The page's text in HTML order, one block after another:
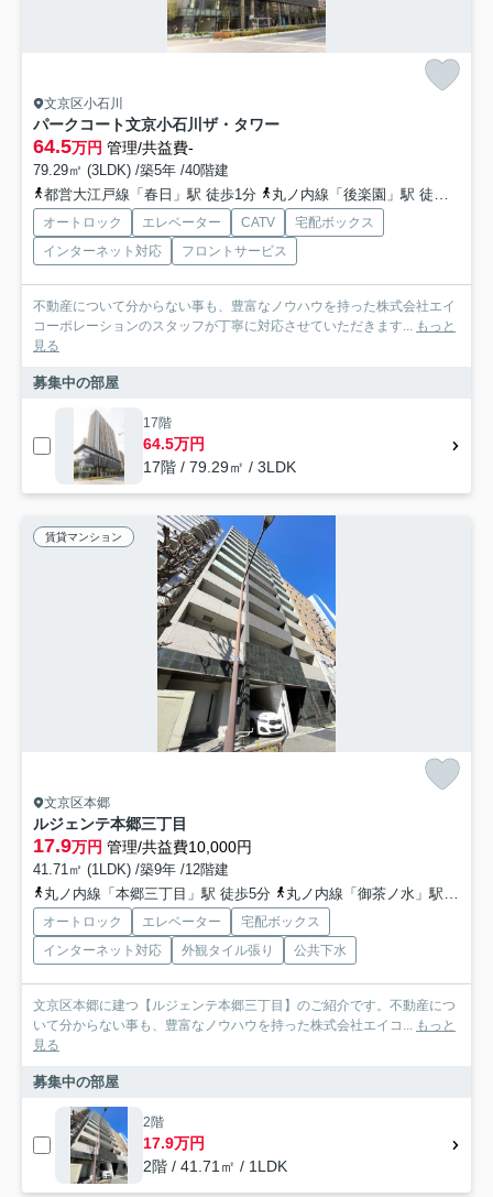
文京区小石川
パークコート文京小石川ザ・タワー
64.5万円 管理/共益費-
79.29㎡ (3LDK) /築5年 /40階建
都営大江戸線「春日」駅 徒歩1分
丸ノ内線「後楽園」駅 徒歩2分
オートロック エレベーター CATV
宅配ボックス
インターネット対応
フロントサービス
不動産について分からない事も、豊富なノウハウを持った株式会社エイ
コーポレーションのスタッフが丁寧に対応させていただきます... もっと
見る
募集中の部屋
17階
64.5万円
17階 / 79.29㎡ / 3LDK
賃貸マンション
文京区本郷
ルジェンテ本郷三丁目
17.9万円 管理/共益費10,000円
41.71㎡ (1LDK) /築9年 /12階建
丸ノ内線「本郷三丁目」駅 徒歩5分
丸ノ内線「御茶ノ水」駅 徒歩8分
オートロック エレベーター
宅配ボックス
インターネット対応
外観タイル張り 公共下水
文京区本郷に建つ【ルジェンテ本郷三丁目】のご紹介です。不動産につ
いて分からない事も、豊富なノウハウを持った株式会社エイコ... もっと
見る
募集中の部屋
2階
17.9万円
2階 / 41.71㎡ / 1LDK